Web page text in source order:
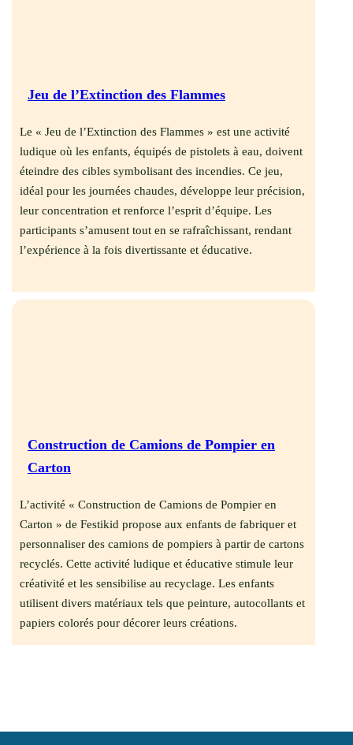
Jeu de l’Extinction des Flammes
Le « Jeu de l’Extinction des Flammes » est une activité
ludique où les enfants, équipés de pistolets à eau, doivent
éteindre des cibles symbolisant des incendies. Ce jeu,
idéal pour les journées chaudes, développe leur précision,
leur concentration et renforce l’esprit d’équipe. Les
participants s’amusent tout en se rafraîchissant, rendant
l’expérience à la fois divertissante et éducative.
Construction de Camions de Pompier en
Carton
L’activité « Construction de Camions de Pompier en
Carton » de Festikid propose aux enfants de fabriquer et
personnaliser des camions de pompiers à partir de cartons
recyclés. Cette activité ludique et éducative stimule leur
créativité et les sensibilise au recyclage. Les enfants
utilisent divers matériaux tels que peinture, autocollants et
papiers colorés pour décorer leurs créations.